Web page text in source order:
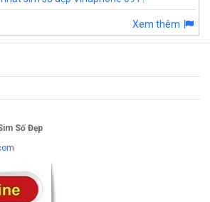
Xem thêm
Số Đẹp